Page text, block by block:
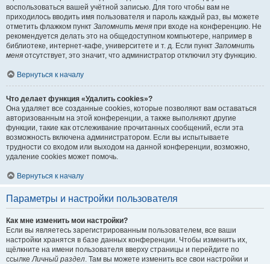
воспользоваться вашей учётной записью. Для того чтобы вам не
приходилось вводить имя пользователя и пароль каждый раз, вы можете
отметить флажком пункт Запомнить меня при входе на конференцию. Не
рекомендуется делать это на общедоступном компьютере, например в
библиотеке, интернет-кафе, университете и т. д. Если пункт Запомнить
меня отсутствует, это значит, что администратор отключил эту функцию.
Вернуться к началу
Что делает функция «Удалить cookies»?
Она удаляет все созданные cookies, которые позволяют вам оставаться
авторизованным на этой конференции, а также выполняют другие
функции, такие как отслеживание прочитанных сообщений, если эта
возможность включена администратором. Если вы испытываете
трудности со входом или выходом на данной конференции, возможно,
удаление cookies может помочь.
Вернуться к началу
Параметры и настройки пользователя
Как мне изменить мои настройки?
Если вы являетесь зарегистрированным пользователем, все ваши
настройки хранятся в базе данных конференции. Чтобы изменить их,
щёлкните на имени пользователя вверху страницы и перейдите по
ссылкеЛичный раздел. Там вы можете изменить все свои настройки и